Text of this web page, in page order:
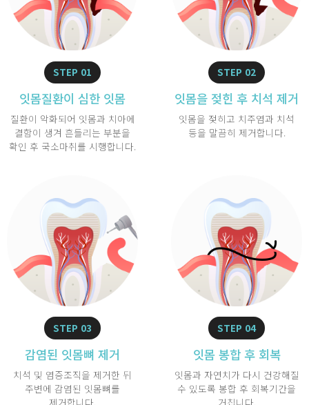
STEP 01
잇몸질환이 심한 잇몸
질환이 악화되어 잇몸과 치아에
결함이 생겨 흔들리는 부분을
확인 후 국소마취를 시행합니다.
STEP 02
잇몸을 젖힌 후 치석 제거
잇몸을 젖히고 치주염과 치석
등을 말끔히 제거합니다.
STEP 03
감염된 잇몸뼈 제거
치석 및 염증조직을 제거한 뒤
주변에 감염된 잇몸뼈를
제거합니다.
STEP 04
잇몸 봉합 후 회복
잇몸과 자연치가 다시 건강해질
수 있도록 봉합 후 회복기간을
거칩니다.